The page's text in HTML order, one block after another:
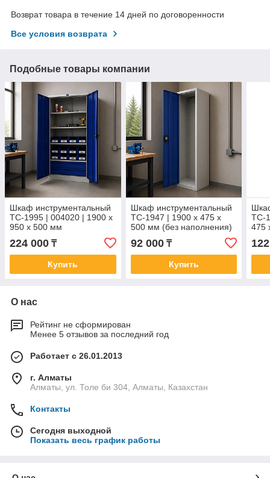
Возврат товара в течение 14 дней по договоренности
Все условия возврата
Подобные товары компании
Шкаф инструментальный
TC-1995 | 004020 | 1900 x
950 x 500 мм
224 000 ₸
Купить
Шкаф инструментальный
TC-1947 | 1900 x 475 x
500 мм (без наполнения)
92 000₸
Купить
TC-
475
О нас
Рейтинг не сформирован
Менее 5 отзывов за последний год
Работает с 26.01.2013
г. Алматы
Алматы, ул. Толе би 304, Алматы, Казахстан
Контакты
Сегодня выходной
Показать весь график работы